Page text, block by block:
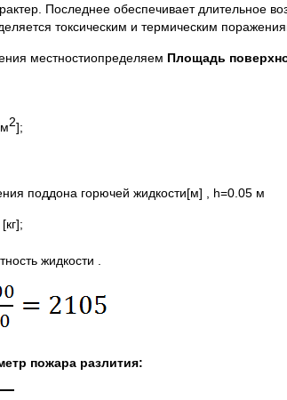
Последнее обеспечивает длительное
токсическим и термическим
местностиопределяем Площадь
2];
поддона горючей жидкости[м] , h=0.05 м
жидкости .
пожара разлития: